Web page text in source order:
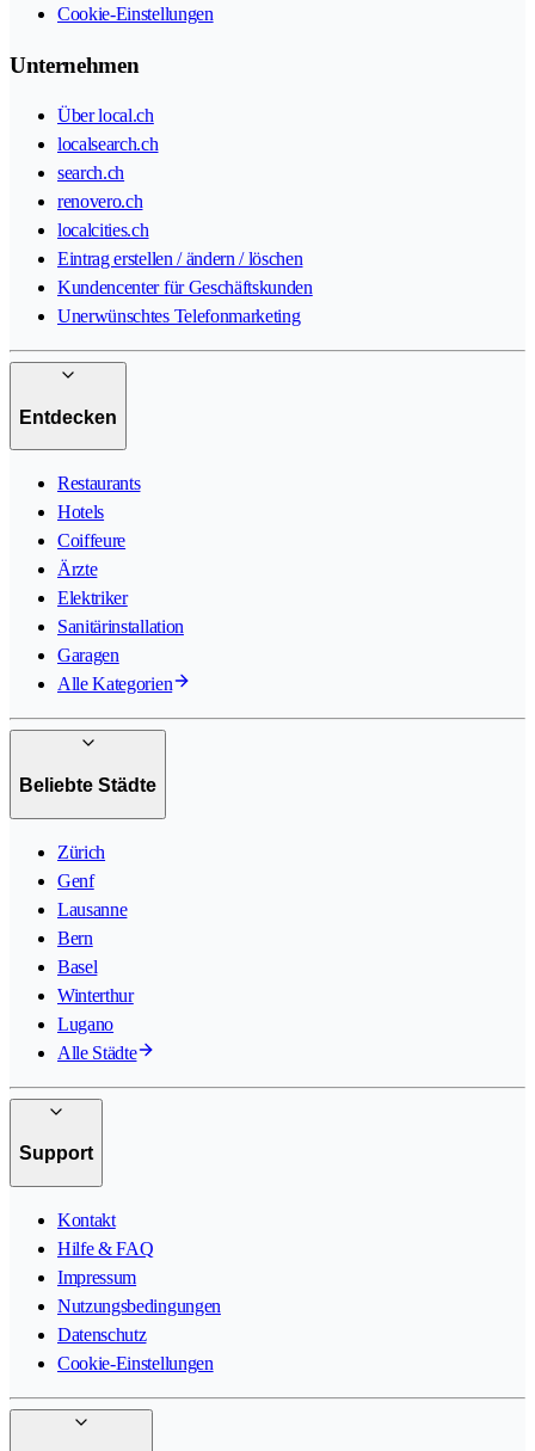
Cookie-Einstellungen
Unternehmen
Über local.ch
localsearch.ch
search.ch
renovero.ch
localcities.ch
Eintrag erstellen / ändern / löschen
Kundencenter für Geschäftskunden
Unerwünschtes Telefonmarketing
Entdecken
Restaurants
Hotels
Coiffeure
Ärzte
Elektriker
Sanitärinstallation
Garagen
Alle Kategorien
Beliebte Städte
Zürich
Genf
Lausanne
Bern
Basel
Winterthur
Lugano
Alle Städte
Support
Kontakt
Hilfe & FAQ
Impressum
Nutzungsbedingungen
Datenschutz
Cookie-Einstellungen